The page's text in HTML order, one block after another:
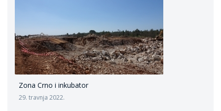
Zona Crno i inkubator
29. travnja 2022.